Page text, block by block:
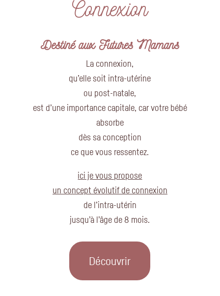
Connexion
Destiné aux Futures Mamans
La connexion,
qu’elle soit intra-utérine
ou post-natale,
est d’une importance capitale, car votre bébé
absorbe
dès sa conception
ce que vous ressentez.
ici je vous propose
un concept évolutif de connexion
de l’intra-utérin
jusqu’à l’âge de 8 mois.
Découvrir